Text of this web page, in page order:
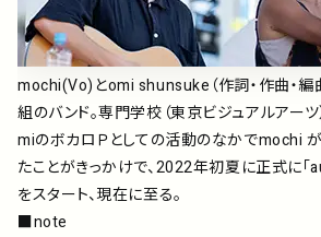
mochi(Vo)とomi shunsuke（作詞・作曲・編
組のバンド。専門学校（東京ビジュアルアー
miのボカロＰとしての活動のなかでmochi
たことがきっかけで、2022年初夏に正式に「
をスタート、現在に至る。
■note